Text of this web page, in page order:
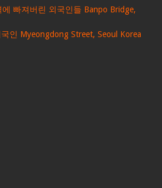
빠져버린 외국인들 Banpo Bridge,
인 Myeongdong Street, Seoul Korea